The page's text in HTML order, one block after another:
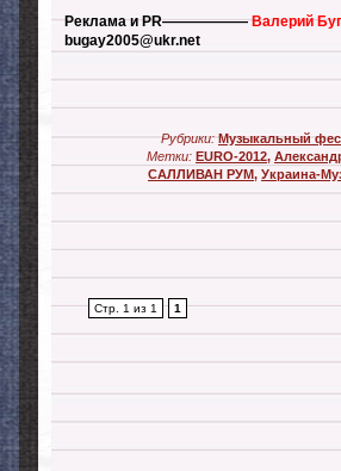
Реклама и PR——————Валерий
bugay2005@ukr.net
Рубрики: Музыкальный
Метки: EURO-2012,
САЛЛИВАН РУМ, Украина-
Стр. 1 из 1 1